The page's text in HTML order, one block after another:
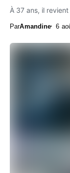
À 37 ans, il
ParAmandine 6